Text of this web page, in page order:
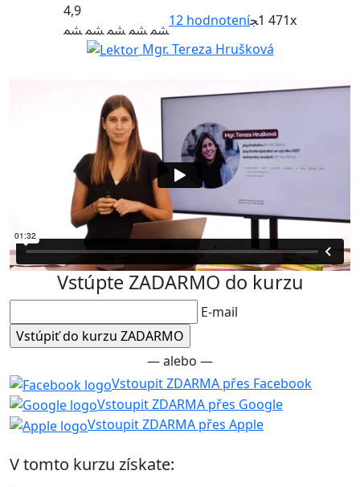
4,9
12 hodnotení 1 471x
Mgr. Tereza Hrušková
Vstúpte ZADARMO do kurzu
E-mail
— alebo —
Vstoupit ZDARMA přes Facebook
Vstoupit ZDARMA přes Google
Vstoupit ZDARMA přes Apple
V tomto kurzu získate: